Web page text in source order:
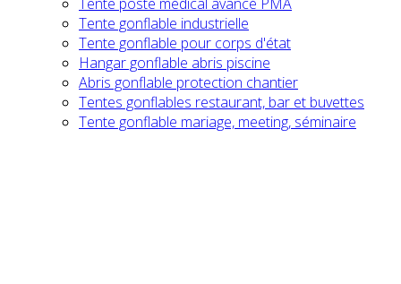
Tente gonflable industrielle
Tente gonflable pour corps d'état
Hangar gonflable abris piscine
Abris gonflable protection chantier
Tentes gonflables restaurant, bar et buvettes
Tente gonflable mariage, meeting, séminaire